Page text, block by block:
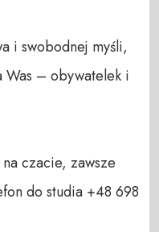
i swobodnej myśli,
Was – obywatelek i
czacie, zawsze
do studia +48 698